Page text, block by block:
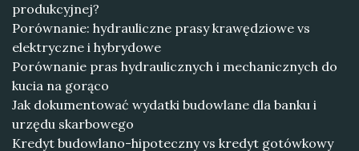
produkcyjnej?
Porównanie: hydrauliczne prasy krawędziowe vs
elektryczne i hybrydowe
Porównanie pras hydraulicznych i mechanicznych do
kucia na gorąco
Jak dokumentować wydatki budowlane dla banku i
urzędu skarbowego
Kredyt budowlano-hipoteczny vs kredyt gotówkowy